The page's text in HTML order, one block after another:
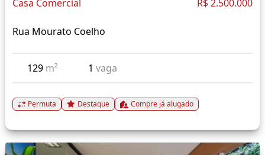
Casa Comercial R$ 2.500.000
Rua Mourato Coelho
129 m² 1 vaga
Permuta Destaque Compre já alugado